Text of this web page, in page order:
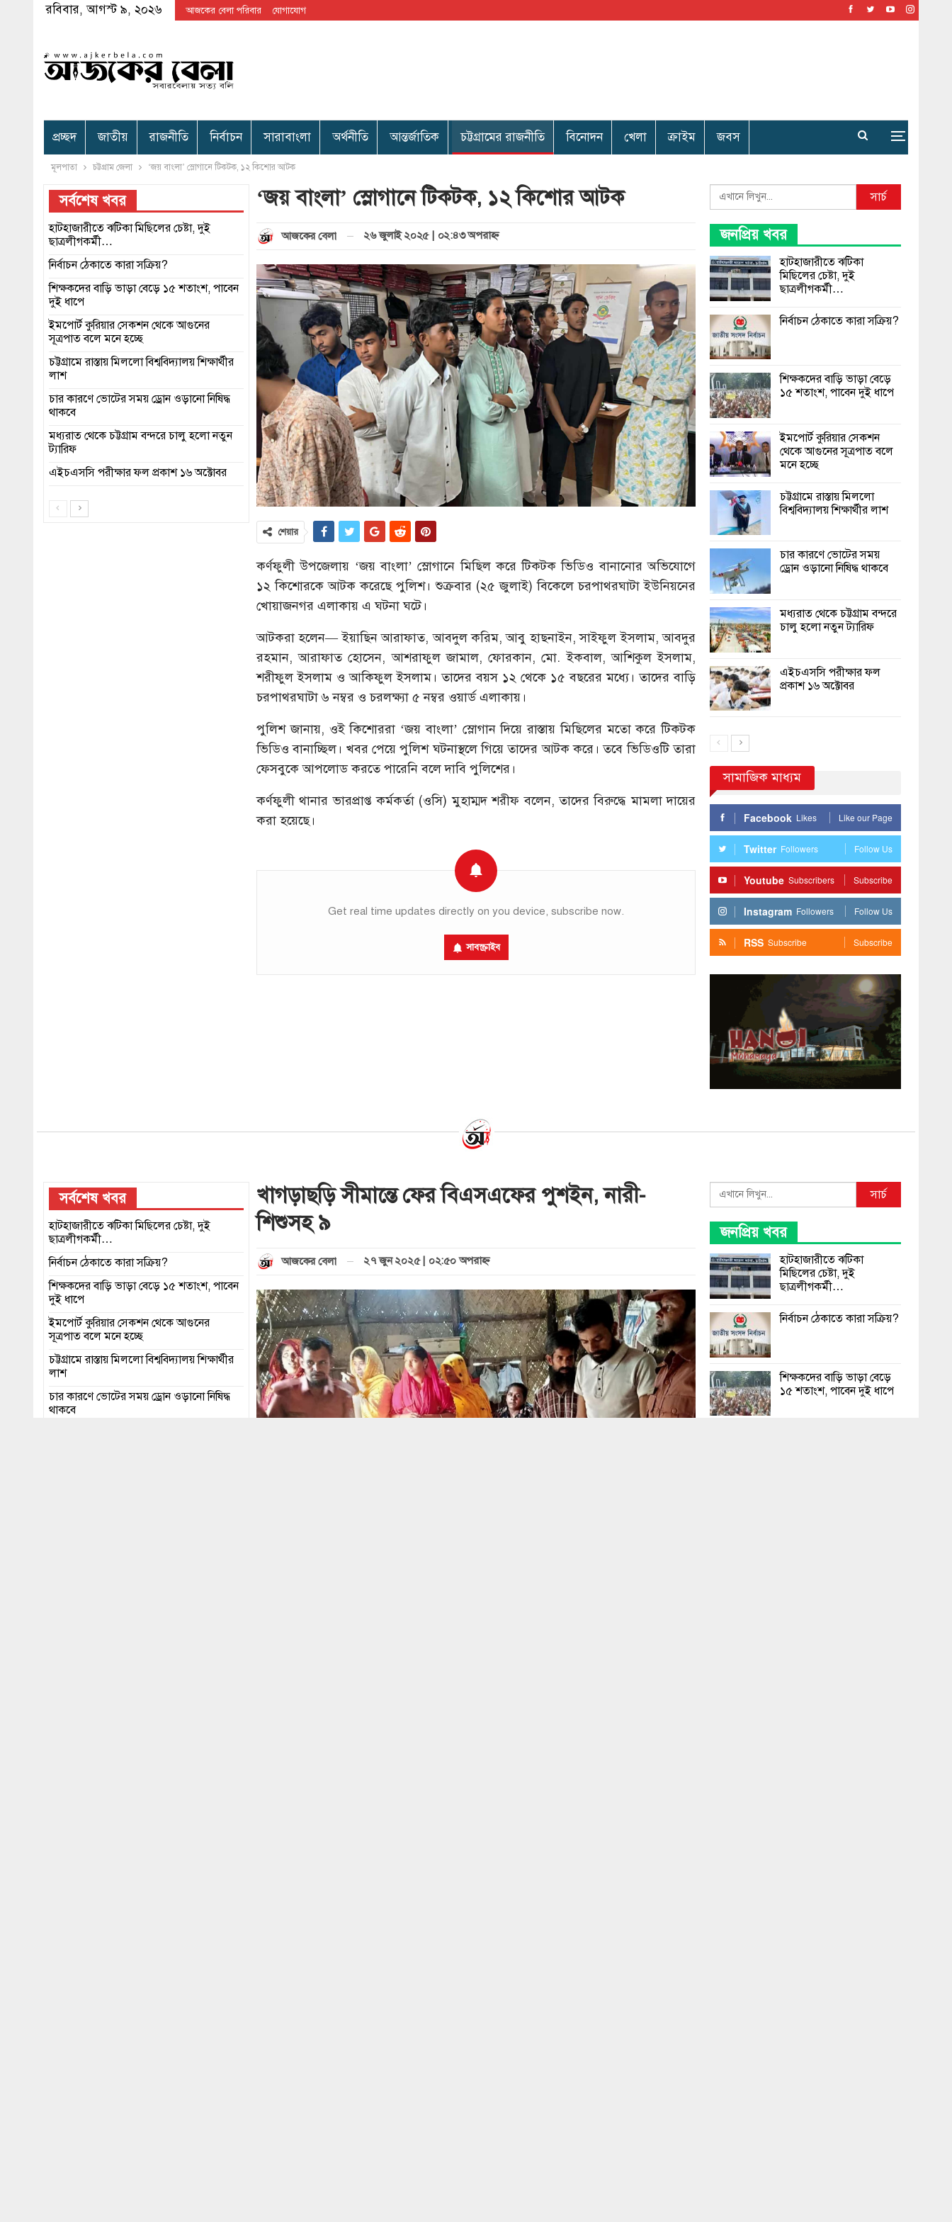
রবিবার, আগস্ট ৯, ২০২৬ আজকের বেলা পরিবার যোগাযোগ
প্রচ্ছদ জাতীয় রাজনীতি নির্বাচন সারাবাংলা অর্থনীতি আন্তর্জাতিক চট্টগ্রামের রাজনীতি বিনোদন খেলা ক্রাইম জবস
মূলপাতা চট্টগ্রাম জেলা ‘জয় বাংলা’ স্লোগানে টিকটক, ১২ কিশোর আটক
‘জয় বাংলা’ স্লোগানে টিকটক, ১২ কিশোর আটক
আজকের বেলা ২৬ জুলাই ২০২৫ | ০২:৪৩ অপরাহ্ণ
শেয়ার
কর্ণফুলী উপজেলায় ‘জয় বাংলা’ স্লোগানে মিছিল করে টিকটক ভিডিও বানানোর অভিযোগে
১২ কিশোরকে আটক করেছে পুলিশ। শুক্রবার (২৫ জুলাই) বিকেলে চরপাথরঘাটা ইউনিয়নের
খোয়াজনগর এলাকায় এ ঘটনা ঘটে।
আটকরা হলেন— ইয়াছিন আরাফাত, আবদুল করিম, আবু হাছনাইন, সাইফুল ইসলাম, আবদুর
রহমান, আরাফাত হোসেন, আশরাফুল জামাল, ফোরকান, মো. ইকবাল, আশিকুল ইসলাম,
শরীফুল ইসলাম ও আকিফুল ইসলাম। তাদের বয়স ১২ থেকে ১৫ বছরের মধ্যে। তাদের বাড়ি
চরপাথরঘাটা ৬ নম্বর ও চরলক্ষ্যা ৫ নম্বর ওয়ার্ড এলাকায়।
পুলিশ জানায়, ওই কিশোররা ‘জয় বাংলা’ স্লোগান দিয়ে রাস্তায় মিছিলের মতো করে টিকটক
ভিডিও বানাচ্ছিল। খবর পেয়ে পুলিশ ঘটনাস্থলে গিয়ে তাদের আটক করে। তবে ভিডিওটি তারা
ফেসবুকে আপলোড করতে পারেনি বলে দাবি পুলিশের।
কর্ণফুলী থানার ভারপ্রাপ্ত কর্মকর্তা (ওসি) মুহাম্মদ শরীফ বলেন, তাদের বিরুদ্ধে মামলা দায়ের
করা হয়েছে।
Get real time updates directly on you device, subscribe now.
সাবস্ক্রাইব
Search সার্চ
জনপ্রিয় খবর
হাটহাজারীতে ঝটিকা
মিছিলের চেষ্টা, দুই
ছাত্রলীগকর্মী…
নির্বাচন ঠেকাতে কারা সক্রিয়?
শিক্ষকদের বাড়ি ভাড়া বেড়ে
১৫ শতাংশ, পাবেন দুই ধাপে
ইমপোর্ট কুরিয়ার সেকশন
থেকে আগুনের সূত্রপাত বলে
মনে হচ্ছে
চট্টগ্রামে রাস্তায় মিললো
বিশ্ববিদ্যালয় শিক্ষার্থীর লাশ
চার কারণে ভোটের সময়
ড্রোন ওড়ানো নিষিদ্ধ থাকবে
মধ্যরাত থেকে চট্টগ্রাম বন্দরে
চালু হলো নতুন ট্যারিফ
এইচএসসি পরীক্ষার ফল
প্রকাশ ১৬ অক্টোবর
সামাজিক মাধ্যম
Facebook Likes Like our Page
Twitter Followers Follow Us
Youtube Subscribers Subscribe
Instagram Followers Follow Us
RSS Subscribe Subscribe
সর্বশেষ খবর
হাটহাজারীতে ঝটিকা মিছিলের চেষ্টা, দুই
ছাত্রলীগকর্মী…
নির্বাচন ঠেকাতে কারা সক্রিয়?
শিক্ষকদের বাড়ি ভাড়া বেড়ে ১৫ শতাংশ, পাবেন
দুই ধাপে
ইমপোর্ট কুরিয়ার সেকশন থেকে আগুনের
সূত্রপাত বলে মনে হচ্ছে
চট্টগ্রামে রাস্তায় মিললো বিশ্ববিদ্যালয় শিক্ষার্থীর
লাশ
চার কারণে ভোটের সময় ড্রোন ওড়ানো নিষিদ্ধ
থাকবে
মধ্যরাত থেকে চট্টগ্রাম বন্দরে চালু হলো নতুন
ট্যারিফ
এইচএসসি পরীক্ষার ফল প্রকাশ ১৬ অক্টোবর
খাগড়াছড়ি সীমান্তে ফের বিএসএফের পুশইন, নারী-
শিশুসহ ৯
আজকের বেলা ২৭ জুন ২০২৫ | ০২:৫০ অপরাহ্ণ
Search সার্চ
জনপ্রিয় খবর
হাটহাজারীতে ঝটিকা
মিছিলের চেষ্টা, দুই
ছাত্রলীগকর্মী…
নির্বাচন ঠেকাতে কারা সক্রিয়?
শিক্ষকদের বাড়ি ভাড়া বেড়ে
১৫ শতাংশ, পাবেন দুই ধাপে
সর্বশেষ খবর
হাটহাজারীতে ঝটিকা মিছিলের চেষ্টা, দুই
ছাত্রলীগকর্মী…
নির্বাচন ঠেকাতে কারা সক্রিয়?
শিক্ষকদের বাড়ি ভাড়া বেড়ে ১৫ শতাংশ, পাবেন
দুই ধাপে
ইমপোর্ট কুরিয়ার সেকশন থেকে আগুনের
সূত্রপাত বলে মনে হচ্ছে
চট্টগ্রামে রাস্তায় মিললো বিশ্ববিদ্যালয় শিক্ষার্থীর
লাশ
চার কারণে ভোটের সময় ড্রোন ওড়ানো নিষিদ্ধ
থাকবে